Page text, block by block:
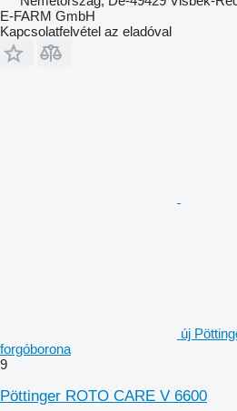
E-FARM GmbH
Kapcsolatfelvétel az eladóval
új
forgóborona
9
Pöttinger ROTO CARE V 6600